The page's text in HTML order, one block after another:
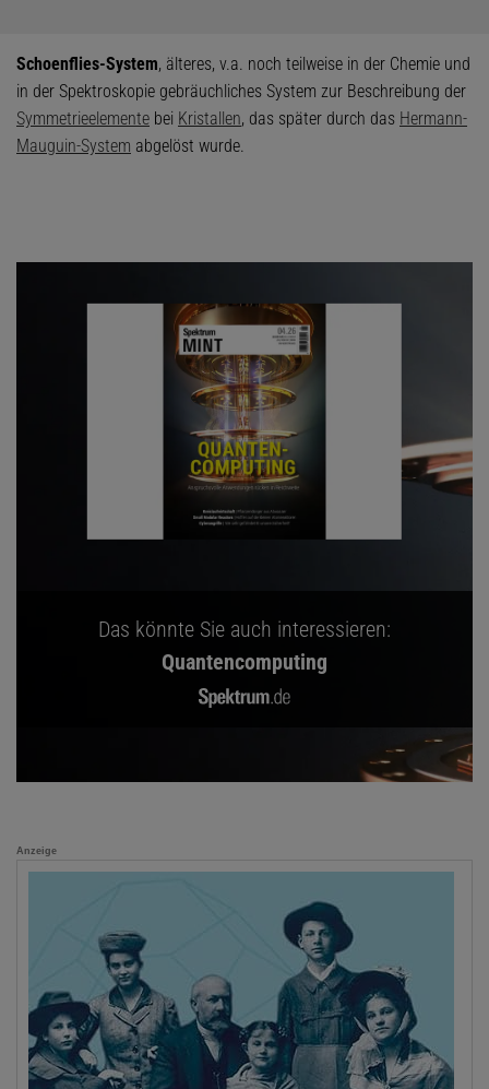
Schoenflies-System, älteres, v.a. noch teilweise in der Chemie und
in der Spektroskopie gebräuchliches System zur Beschreibung der
Symmetrieelemente bei Kristallen, das später durch das Hermann-
Mauguin-System abgelöst wurde.
Das könnte Sie auch interessieren:
Quantencomputing
Anzeige